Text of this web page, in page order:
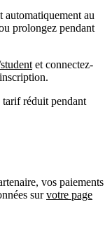
au
prolongez pendant
et connectez-
réduit pendant
vos paiements
survotre page